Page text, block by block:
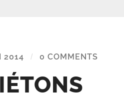
2014 / 0 COMMENTS